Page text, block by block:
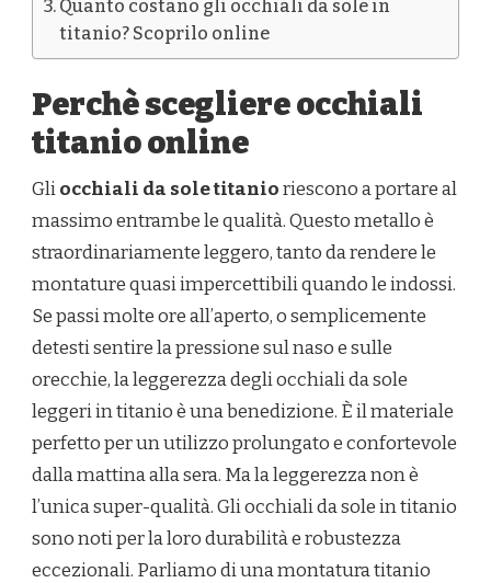
Quanto costano gli occhiali da sole in
titanio? Scoprilo online
Perchè scegliere occhiali
titanio online
Gliocchiali da sole titanioriescono a portare al
massimo entrambe le qualità. Questo metallo è
straordinariamente leggero, tanto da rendere le
montature quasi impercettibili quando le indossi.
Se passi molte ore all’aperto, o semplicemente
detesti sentire la pressione sul naso e sulle
orecchie, la leggerezza degli occhiali da sole
leggeri in titanio è una benedizione. È il materiale
perfetto per un utilizzo prolungato e confortevole
dalla mattina alla sera. Ma la leggerezza non è
l’unica super-qualità. Gli occhiali da sole in titanio
sono noti per la loro durabilità e robustezza
eccezionali. Parliamo di una montatura titanio